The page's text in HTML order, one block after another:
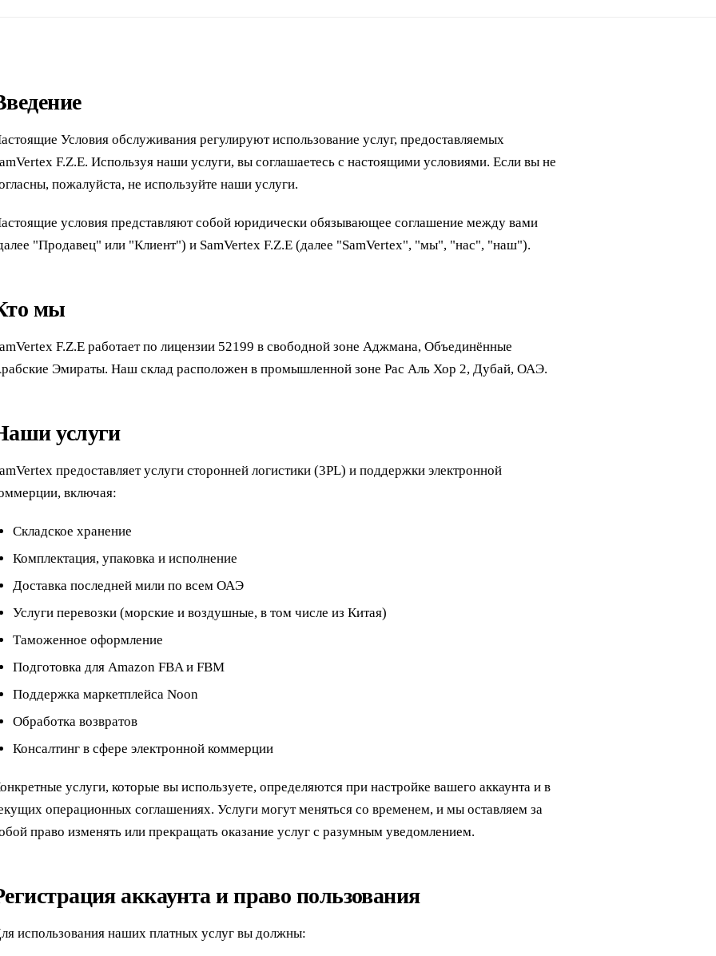
Условия обслуживания регулируют использование услуг, предоставляемых
F.Z.E. Используя наши услуги, вы соглашаетесь с настоящими условиями. Если вы не
пожалуйста, не используйте наши услуги.
условия представляют собой юридически обязывающее соглашение между вами
"Продавец" или "Клиент") и SamVertex F.Z.E (далее "SamVertex", "мы", "нас", "наш").
мы
F.Z.E работает по лицензии 52199 в свободной зоне Аджмана, Объединённые
Эмираты. Наш склад расположен в промышленной зоне Рас Аль Хор 2, Дубай, ОАЭ.
услуги
предоставляет услуги сторонней логистики (3PL) и поддержки электронной
включая:
Складское хранение
Комплектация, упаковка и исполнение
Доставка последней мили по всем ОАЭ
Услуги перевозки (морские и воздушные, в том числе из Китая)
Таможенное оформление
Подготовка для Amazon FBA и FBM
Поддержка маркетплейса Noon
Обработка возвратов
Консалтинг в сфере электронной коммерции
услуги, которые вы используете, определяются при настройке вашего аккаунта и в
операционных соглашениях. Услуги могут меняться со временем, и мы оставляем за
право изменять или прекращать оказание услуг с разумным уведомлением.
аккаунта и право пользования
использования наших платных услуг вы должны: